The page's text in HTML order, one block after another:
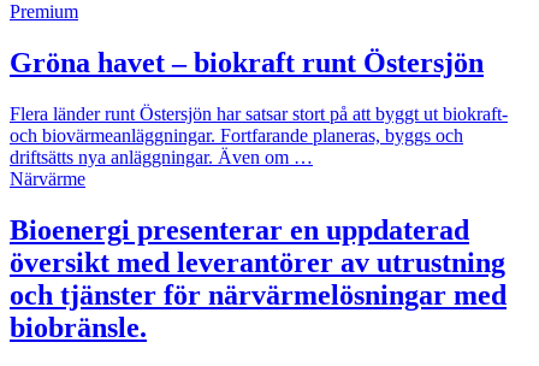
Premium
Gröna havet – biokraft runt Östersjön
Flera länder runt Östersjön har satsar stort på att byggt ut biokraft-
och biovärmeanläggningar. Fortfarande planeras, byggs och
driftsätts nya anläggningar. Även om …
Närvärme
Bioenergi presenterar en uppdaterad
översikt med leverantörer av utrustning
och tjänster för närvärmelösningar med
biobränsle.